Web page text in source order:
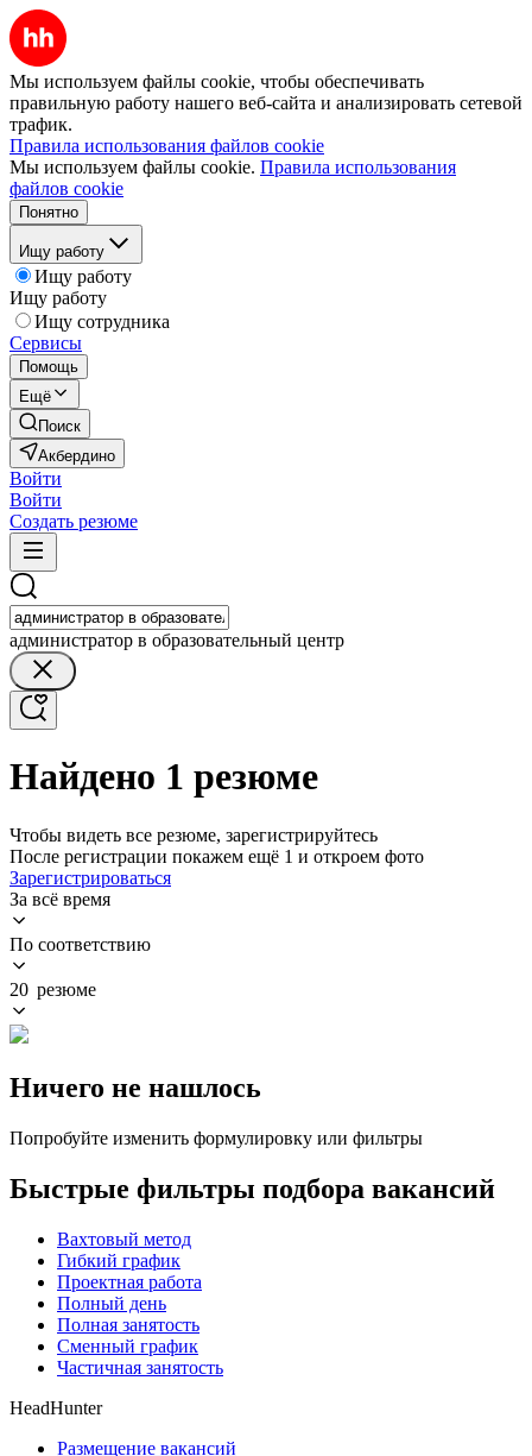
Мы используем файлы cookie, чтобы обеспечивать
правильную работу нашего веб-сайта и анализировать сетевой
трафик.
Правила использования файлов cookie
Мы используем файлы cookie. Правила использования
файлов cookie
Понятно
Ищу работу
Ищу работу
Ищу работу
Ищу сотрудника
Сервисы
Помощь
Ещё
Поиск
Акбердино
Войти
Войти
Создать резюме
администратор в образовательный центр
Найдено 1 резюме
Чтобы видеть все резюме, зарегистрируйтесь
После регистрации покажем ещё 1 и откроем фото
Зарегистрироваться
За всё время
По соответствию
20 резюме
Ничего не нашлось
Попробуйте изменить формулировку или фильтры
Быстрые фильтры подбора вакансий
Вахтовый метод
Гибкий график
Проектная работа
Полный день
Полная занятость
Сменный график
Частичная занятость
HeadHunter
Размещение вакансий